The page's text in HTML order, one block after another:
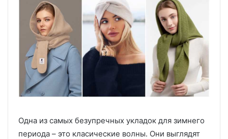
Одна из самых безупречных укладок для зимнего
периода – это класические волны. Они выглядят